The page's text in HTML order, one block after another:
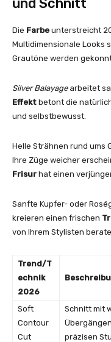
Die Farbe unterstreicht
Multidimensionale Looks
Grautöne werden
Silver Balayagearbeitet
Effekt betont die
und selbstbewusst.
Helle Strähnen rund ums
Ihre Züge weicher
Frisur hat einen
Sanfte Kupfer- oder
kreieren einen frischen
von Ihrem Stylisten
Trend/T
echnik
2026
Soft
Contour
Cut
Schnitt mit
präzisen